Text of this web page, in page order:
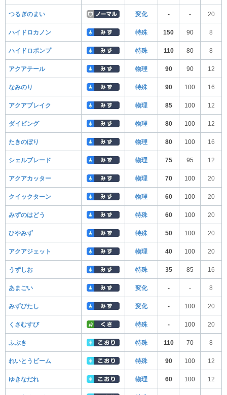
つるぎのまい 変化 - - 20
ハイドロカノン 特殊 150 90 8
ハイドロポンプ 特殊 110 80 8
アクアテール 物理 90 90 12
なみのり 特殊 90 100 16
アクアブレイク 物理 85 100 12
ダイビング 物理 80 100 12
たきのぼり 物理 80 100 16
シェルブレード 物理 75 95 12
アクアカッター 物理 70 100 20
クイックターン 物理 60 100 20
みずのはどう 特殊 60 100 20
ひやみず 特殊 50 100 20
アクアジェット 物理 40 100 20
うずしお 特殊 35 85 16
あまごい 変化 - - 8
みずびたし 変化 - 100 20
くさむすび 特殊 - 100 20
ふぶき 特殊 110 70 8
れいとうビーム 特殊 90 100 12
ゆきなだれ 物理 60 100 12